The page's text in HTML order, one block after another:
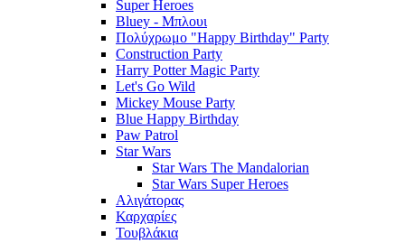
Super Heroes
Bluey - Μπλουι
Πολύχρωμο "Happy Birthday" Party
Construction Party
Harry Potter Magic Party
Let's Go Wild
Mickey Mouse Party
Blue Happy Birthday
Paw Patrol
Star Wars
Star Wars The Mandalorian
Star Wars Super Heroes
Αλιγάτορας
Καρχαρίες
Τουβλάκια